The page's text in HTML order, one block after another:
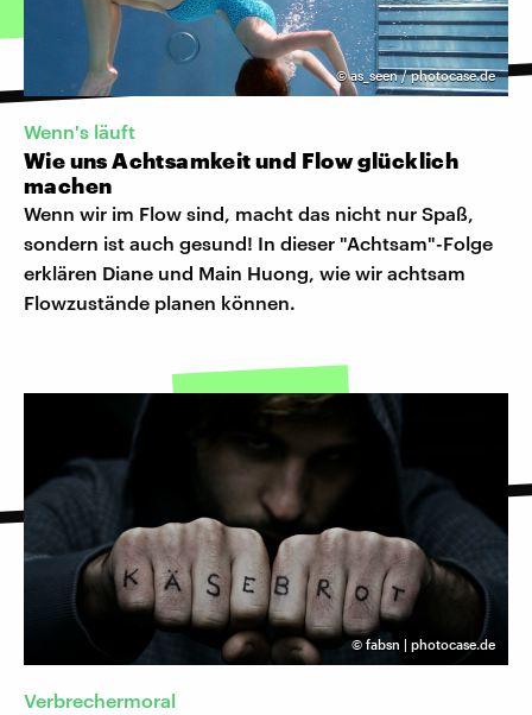
©as_seen / photocase.de
Wenn's läuft
Wie uns Achtsamkeit und Flow glücklich
machen
Wenn wir im Flow sind, macht das nicht nur Spaß,
sondern ist auch gesund! In dieser "Achtsam"-Folge
erklären Diane und Main Huong, wie wir achtsam
Flowzustände planen können.
© fabsn | photocase.de
Verbrechermoral